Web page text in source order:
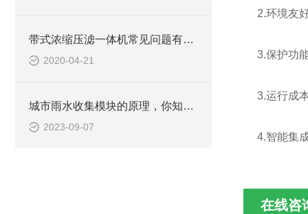
带式浓缩压滤一体机常见问题有哪些
2020-04-21
城市雨水收集模块的原理，你知道吗？
2023-09-07
2.环境友
3.保护功
3.运行成
4.智能集
在线咨